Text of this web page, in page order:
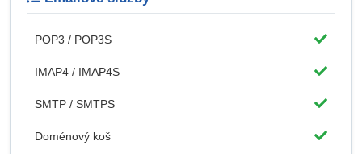
POP3 / POP3S
IMAP4 / IMAP4S
SMTP / SMTPS
Doménový koš